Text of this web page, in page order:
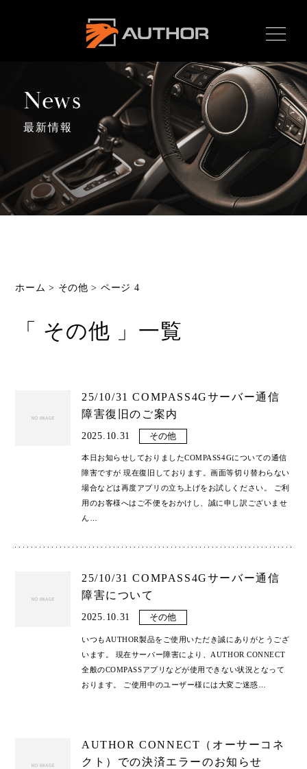
サーアラーム home
Home
ホーム
News
最新情報
製品ラインナップ
Shop
取扱ショップ一覧
Contact
News
最新情報
ホーム > その他 > ページ 4
「 その他 」一覧
25/10/31 COMPASS4Gサーバー通信
障害復旧のご案内
2025.10.31 その他
本日お知らせしておりましたCOMPASS4Gについての通信
障害ですが 現在復旧しております。画面等切り替わらない
場合などは再度アプリの立ち上げをお試しください。 ご利
用のお客様へはご不便をおかけし、誠に申し訳ございませ
ん
25/10/31 COMPASS4Gサーバー通信
障害について
2025.10.31 その他
いつもAUTHOR製品をご使用いただき誠にありがとうござ
います。 現在サーバー障害により、AUTHOR CONNECT
全般のCOMPASSアプリなどが使用できない状況となって
おります。 ご使用中のユーザー様には大変ご迷惑
AUTHOR CONNECT（オーサーコネ
クト）での決済エラーのお知らせ